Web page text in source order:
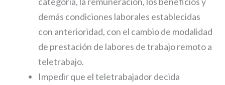
demás condiciones laborales establecidas
con anterioridad, con el cambio de modalidad
de prestación de labores de trabajo remoto a
teletrabajo.
Impedir que el teletrabajador decida